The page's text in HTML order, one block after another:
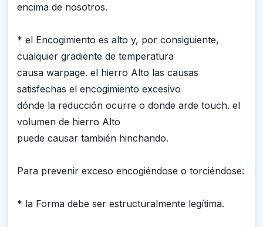
encima de nosotros.
* el Encogimiento es alto y, por consiguiente,
cualquier gradiente de temperatura
causa warpage. el hierro Alto las causas
satisfechas el encogimiento excesivo
dónde la reducción ocurre o donde arde touch. el
volumen de hierro Alto
puede causar también hinchando.
Para prevenir exceso encogiéndose o torciéndose:
* la Forma debe ser estructuralmente legítima.